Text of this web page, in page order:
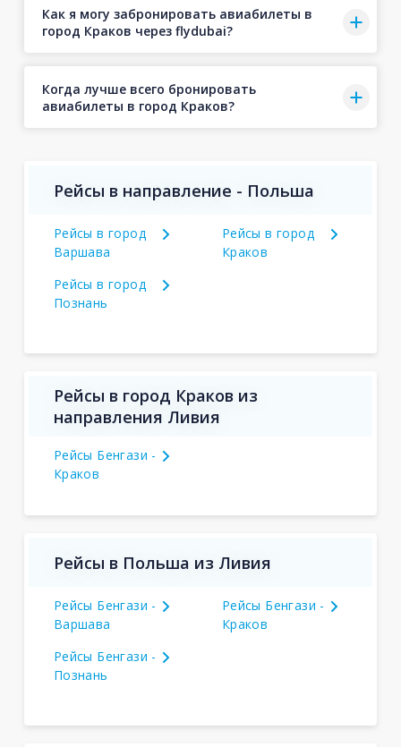
Как я могу забронировать авиабилеты в
город Краков через flydubai?
Когда лучше всего бронировать
авиабилеты в город Краков?
Рейсы в направление - Польша
Рейсы в город
Варшава
Рейсы в город
Краков
Рейсы в город
Познань
Рейсы в город Краков из
направления Ливия
Рейсы Бенгази -
Краков
Рейсы в Польша из Ливия
Рейсы Бенгази -
Варшава
Рейсы Бенгази -
Краков
Рейсы Бенгази -
Познань